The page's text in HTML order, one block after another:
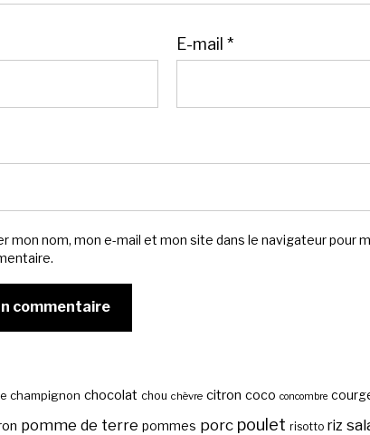
E-mail *
mon nom, mon e-mail et mon site dans le navigateur pour
champignon chocolat chou chèvre citron coco concombre
pomme de terre pommes porc poulet risotto riz